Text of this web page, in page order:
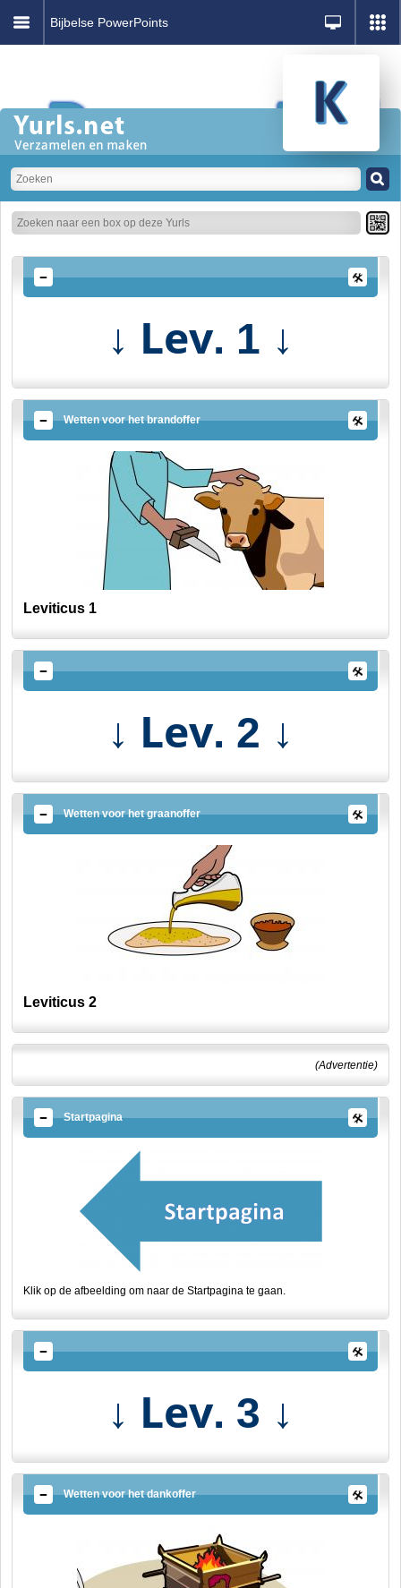
Bijbelse PowerPoints
↓ Lev. 1 ↓
Wetten voor het brandoffer
Leviticus 1
↓ Lev. 2 ↓
Wetten voor het graanoffer
Leviticus 2
(Advertentie)
Startpagina
Klik op de afbeelding om naar de Startpagina te gaan.
↓ Lev. 3 ↓
Wetten voor het dankoffer